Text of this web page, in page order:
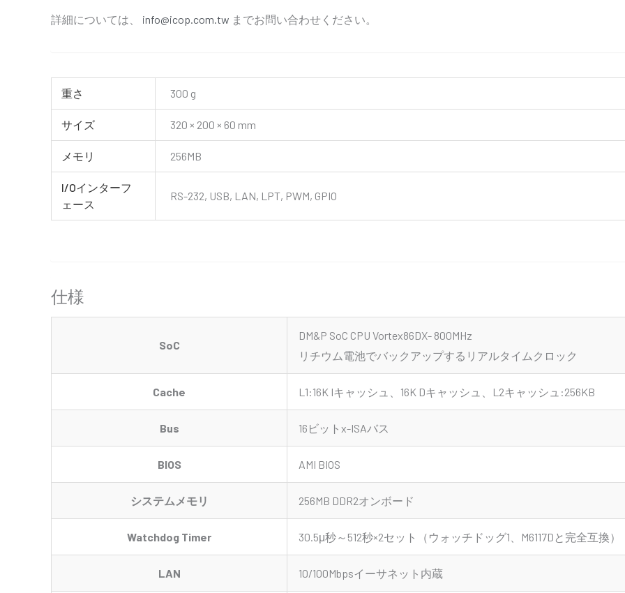
詳細については、 info@icop.com.tw までお問い合わせください。
重さ 300 g
サイズ 320 × 200 × 60 mm
メモリ 256MB
I/Oインターフ
ェース
RS-232, USB, LAN, LPT, PWM, GPIO
仕様
SoC
DM&P SoC CPU Vortex86DX- 800MHz
リチウム電池でバックアップするリアルタイムクロック
Cache L1:16K Iキャッシュ、16K Dキャッシュ、L2キャッシュ:256KB
Bus 16ビットx-ISAバス
BIOS AMI BIOS
システムメモリ 256MB DDR2オンボード
Watchdog Timer 30.5μ秒～512秒×2セット（ウォッチドッグ1、M6117Dと完全互換）
LAN 10/100Mbpsイーサネット内蔵